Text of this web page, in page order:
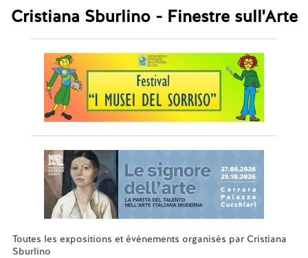
Cristiana Sburlino - Finestre sull'Arte
Toutes les expositions et événements organisés par Cristiana
Sburlino